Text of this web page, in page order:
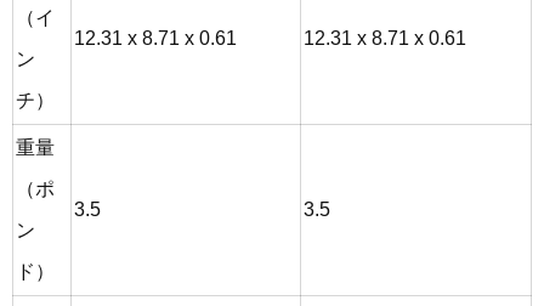
（イ
ン
チ）
12.31 x 8.71 x 0.61 12.31 x 8.71 x 0.61
重量
（ポ
ン
ド）
3.5 3.5